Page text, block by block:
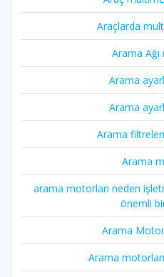
Araçlarda
Arama Ağı
Arama
Arama
Arama
Arama
arama motorları neden
önemli
Arama
Arama